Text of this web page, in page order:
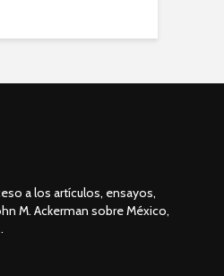
a los artículos, ensayos,
M. Ackerman sobre México,